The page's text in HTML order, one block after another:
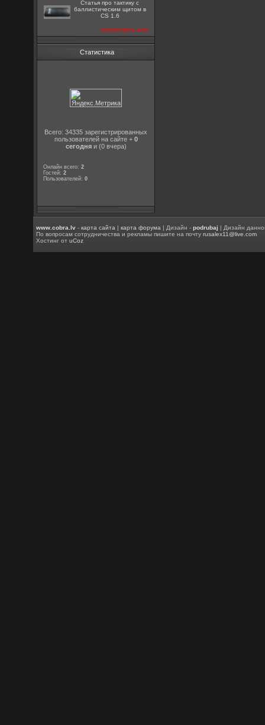
Статья про тактику с
баллистическим щитом в
CS 1.6
посмотреть все
Статистика
Всего: 34335 зарегистрированных
пользователей на сайте + 0
сегодняи (0 вчера)
Онлайн всего:2
Гостей:2
Пользователей:0
www.cobra.lv -карта сайта |карта форума | Дизайн -podrubaj | Дизайн
По вопросам сотрудничества и рекламы пишите на почтуrusalex11@live.com
Хостинг отuCoz